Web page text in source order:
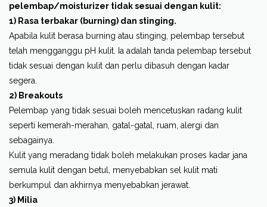
pelembap/moisturizer tidak sesuai dengan kulit:
1) Rasa terbakar (burning) dan stinging.
Apabila kulit berasa burning atau stinging, pelembap tersebut
telah mengganggu pH kulit. Ia adalah tanda pelembap tersebut
tidak sesuai dengan kulit dan perlu dibasuh dengan kadar
segera.
2) Breakouts
Pelembap yang tidak sesuai boleh mencetuskan radang kulit
seperti kemerah-merahan, gatal-gatal, ruam, alergi dan
sebagainya.
Kulit yang meradang tidak boleh melakukan proses kadar jana
semula kulit dengan betul, menyebabkan sel kulit mati
berkumpul dan akhirnya menyebabkan jerawat.
3) Milia